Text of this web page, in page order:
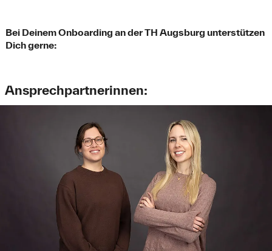
Bei Deinem Onboarding an der TH Augsburg unterstützen
Dich gerne:
Ansprechpartnerinnen: